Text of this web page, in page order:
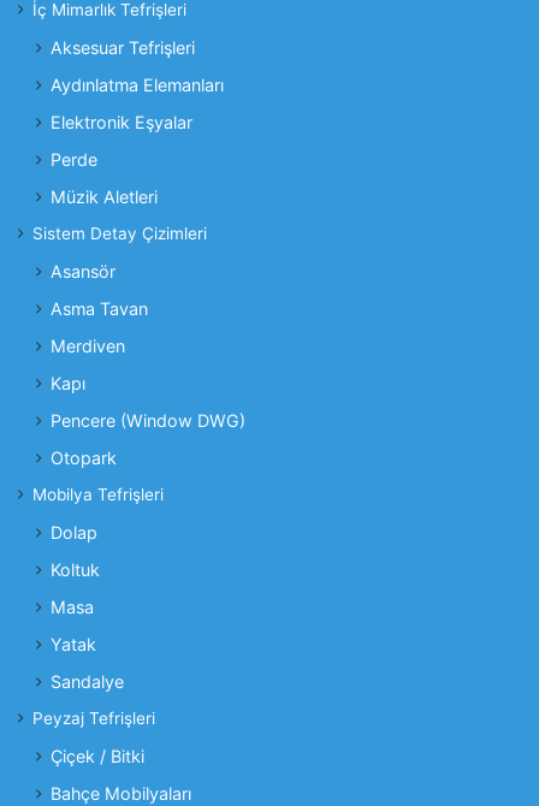
İç Mimarlık Tefrişleri
Aksesuar Tefrişleri
Aydınlatma Elemanları
Elektronik Eşyalar
Perde
Müzik Aletleri
Sistem Detay Çizimleri
Asansör
Asma Tavan
Merdiven
Kapı
Pencere (Window DWG)
Otopark
Mobilya Tefrişleri
Dolap
Koltuk
Masa
Yatak
Sandalye
Peyzaj Tefrişleri
Çiçek / Bitki
Bahçe Mobilyaları